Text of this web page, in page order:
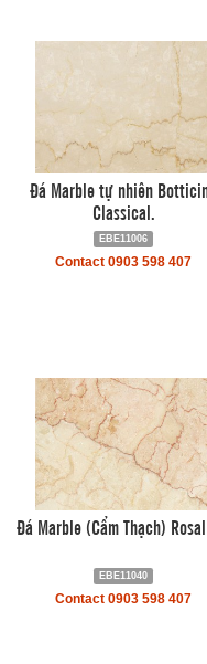
Đá Marble tự nhiên
Classical.
EBE11006
Contact 0903 598 407
Đá Marble (Cẩm Thạch)
EBE11040
Contact 0903 598 407